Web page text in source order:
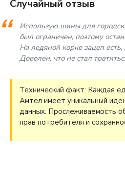
Случайный отзыв
Использую шины для
был ограничен, поэтому
На ледяной корке зацеп
Доволен, что не стал
Технический факт: Каждая
Амтел имеет уникальный
данных. Прослеживаемость
прав потребителя и